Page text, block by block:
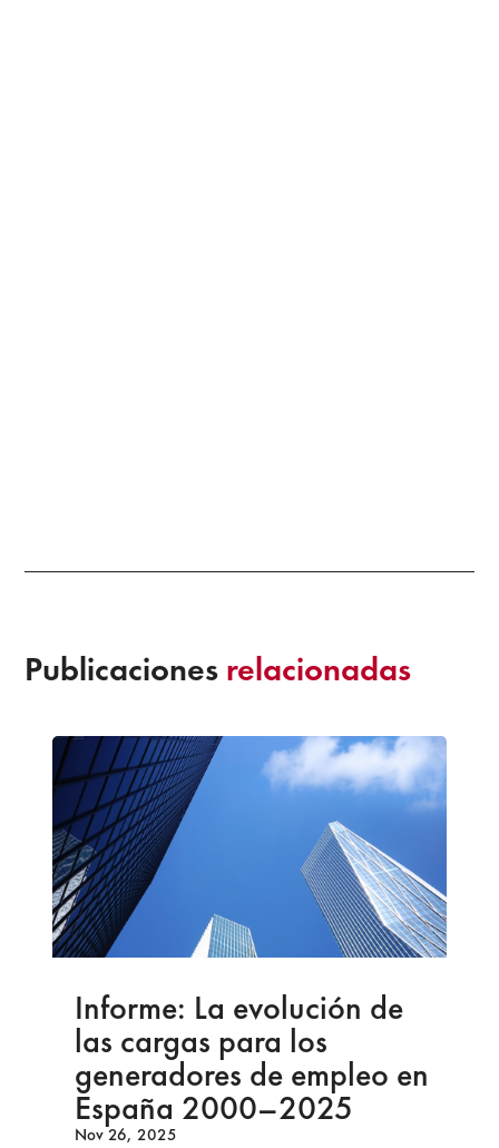
Publicaciones relacionadas
Informe: La evolución de
las cargas para los
generadores de empleo en
España 2000–2025
Nov 26, 2025